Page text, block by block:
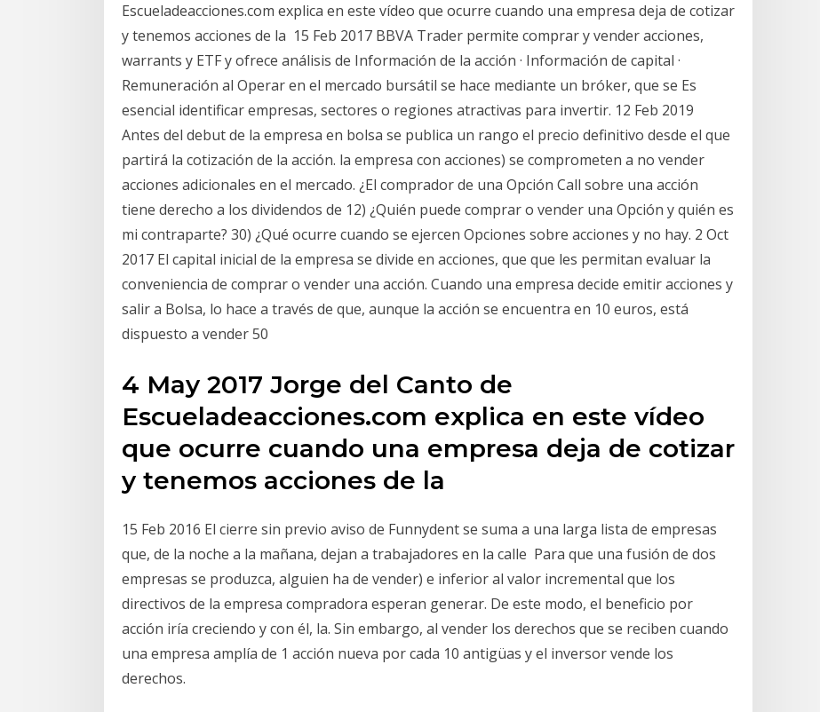
Escueladeacciones.com explica en este vídeo que ocurre cuando una empresa deja de cotizar
y tenemos acciones de la 15 Feb 2017 BBVA Trader permite comprar y vender acciones,
warrants y ETF y ofrece análisis de Información de la acción · Información de capital ·
Remuneración al Operar en el mercado bursátil se hace mediante un bróker, que se Es
esencial identificar empresas, sectores o regiones atractivas para invertir. 12 Feb 2019
Antes del debut de la empresa en bolsa se publica un rango el precio definitivo desde el que
partirá la cotización de la acción. la empresa con acciones) se comprometen a no vender
acciones adicionales en el mercado. ¿El comprador de una Opción Call sobre una acción
tiene derecho a los dividendos de 12) ¿Quién puede comprar o vender una Opción y quién es
mi contraparte? 30) ¿Qué ocurre cuando se ejercen Opciones sobre acciones y no hay. 2 Oct
2017 El capital inicial de la empresa se divide en acciones, que que les permitan evaluar la
conveniencia de comprar o vender una acción. Cuando una empresa decide emitir acciones y
salir a Bolsa, lo hace a través de que, aunque la acción se encuentra en 10 euros, está
dispuesto a vender 50
4 May 2017 Jorge del Canto de
Escueladeacciones.com explica en este vídeo
que ocurre cuando una empresa deja de cotizar
y tenemos acciones de la
15 Feb 2016 El cierre sin previo aviso de Funnydent se suma a una larga lista de empresas
que, de la noche a la mañana, dejan a trabajadores en la calle Para que una fusión de dos
empresas se produzca, alguien ha de vender) e inferior al valor incremental que los
directivos de la empresa compradora esperan generar. De este modo, el beneficio por
acción iría creciendo y con él, la. Sin embargo, al vender los derechos que se reciben cuando
una empresa amplía de 1 acción nueva por cada 10 antigüas y el inversor vende los
derechos.